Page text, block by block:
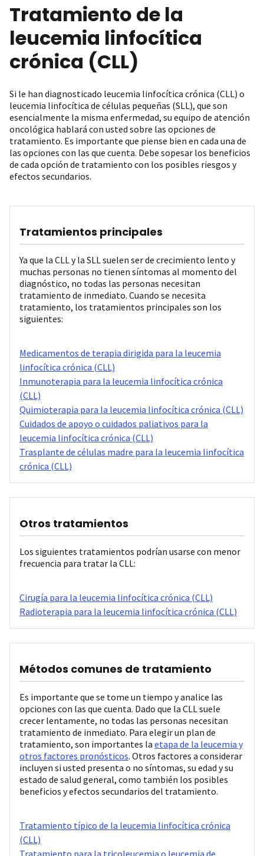
Tratamiento de la
leucemia linfocítica
crónica (CLL)
Si le han diagnosticado leucemia linfocítica crónica (CLL) o
leucemia linfocítica de células pequeñas (SLL), que son
esencialmente la misma enfermedad, su equipo de atención
oncológica hablará con usted sobre las opciones de
tratamiento. Es importante que piense bien en cada una de
las opciones con las que cuenta. Debe sopesar los beneficios
de cada opción de tratamiento con los posibles riesgos y
efectos secundarios.
Tratamientos principales
Ya que la CLL y la SLL suelen ser de crecimiento lento y
muchas personas no tienen síntomas al momento del
diagnóstico, no todas las personas necesitan
tratamiento de inmediato. Cuando se necesita
tratamiento, los tratamientos principales son los
siguientes:
Medicamentos de terapia dirigida para la leucemia
linfocítica crónica (CLL)
Inmunoterapia para la leucemia linfocítica crónica
(CLL)
Quimioterapia para la leucemia linfocítica crónica (CLL)
Cuidados de apoyo o cuidados paliativos para la
leucemia linfocítica crónica (CLL)
Trasplante de células madre para la leucemia linfocítica
crónica (CLL)
Otros tratamientos
Los siguientes tratamientos podrían usarse con menor
frecuencia para tratar la CLL:
Cirugía para la leucemia linfocítica crónica (CLL)
Radioterapia para la leucemia linfocítica crónica (CLL)
Métodos comunes de tratamiento
Es importante que se tome un tiempo y analice las
opciones con las que cuenta. Dado que la CLL suele
crecer lentamente, no todas las personas necesitan
tratamiento de inmediato. Para elegir un plan de
tratamiento, son importantes la etapa de la leucemia y
otros factores pronósticos. Otros factores a considerar
incluyen si usted presenta o no síntomas, su edad y su
estado de salud general, como también los posibles
beneficios y efectos secundarios del tratamiento.
Tratamiento típico de la leucemia linfocítica crónica
(CLL)
Tratamiento para la tricoleucemia o leucemia de